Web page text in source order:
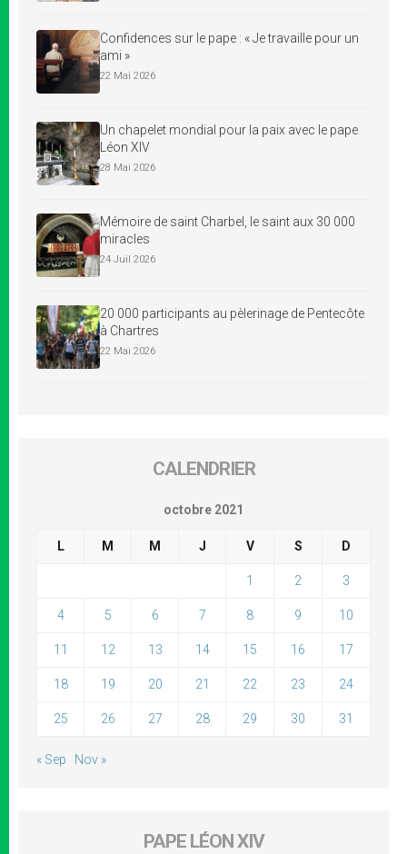
Confidences sur le pape : « Je travaille pour un
ami »
22 Mai 2026
Un chapelet mondial pour la paix avec le pape
Léon XIV
28 Mai 2026
Mémoire de saint Charbel, le saint aux 30 000
miracles
24 Juil 2026
20 000 participants au pèlerinage de Pentecôte
à Chartres
22 Mai 2026
CALENDRIER
octobre 2021
L M M J V S D
1 2 3
4 5 6 7 8 9 10
11 12 13 14 15 16 17
18 19 20 21 22 23 24
25 26 27 28 29 30 31
« Sep Nov »
PAPE LÉON XIV